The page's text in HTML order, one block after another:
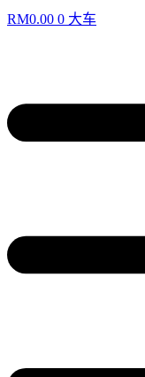
RM0.00 0 大车